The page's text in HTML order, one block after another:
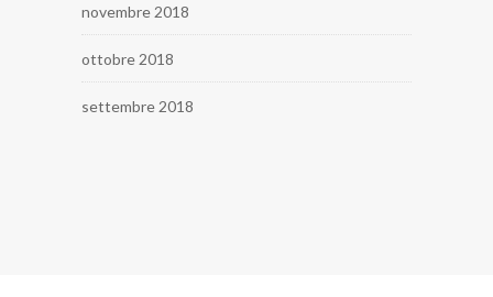
novembre 2018
ottobre 2018
settembre 2018